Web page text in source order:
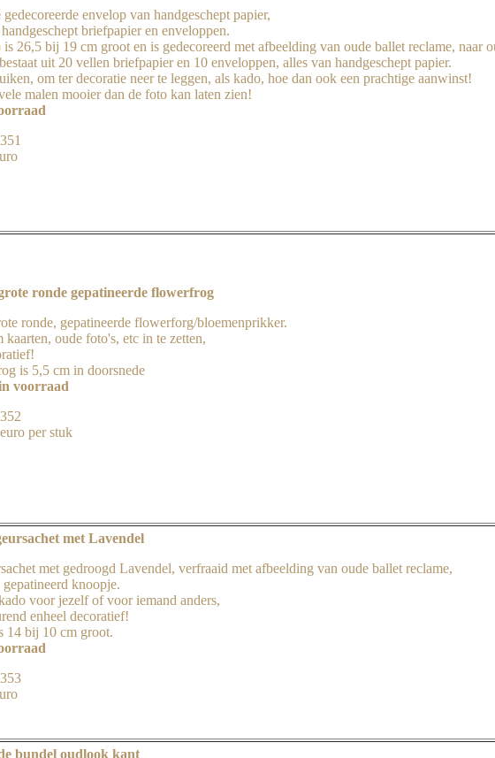
envelop van handgeschept papier,
briefpapier en enveloppen.
26,5 bij 19 cm groot en is gedecoreerd met afbeelding van oude ballet reclame, naar
uit 20 vellen briefpapier en 10 enveloppen, alles van handgeschept papier.
om ter decoratie neer te leggen, als kado, hoe dan ook een prachtige aanwinst!
malen mooier dan de foto kan laten zien!
ronde gepatineerde flowerfrog
ronde, gepatineerde flowerforg/bloemenprikker.
kaarten, oude foto's, etc in te zetten,
is 5,5 cm in doorsnede
voorraad
per stuk
met Lavendel
met gedroogd Lavendel, verfraaid met afbeelding van oude ballet reclame,
gepatineerd knoopje.
voor jezelf of voor iemand anders,
enheel decoratief!
14 bij 10 cm groot.
bundel oudlook kant